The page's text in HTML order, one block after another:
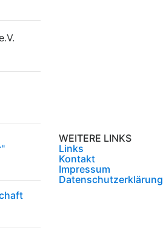
WEITERE LINKS
Links
Kontakt
Impressum
Datenschutzerklärung